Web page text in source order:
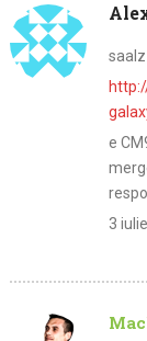
e
3